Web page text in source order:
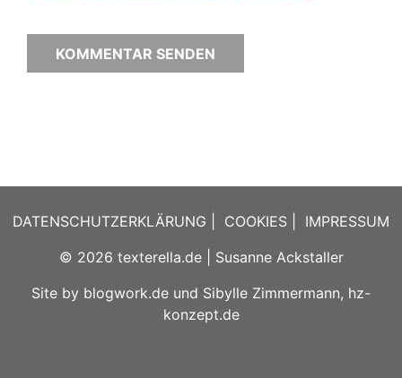
DATENSCHUTZERKLÄRUNG COOKIES
IMPRESSUM
© 2026 texterella.de| Susanne Ackstaller
Site by blogwork.de und Sibylle Zimmermann, hz-
konzept.de